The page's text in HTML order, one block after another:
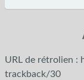
URL de rétrolien :
trackback/30